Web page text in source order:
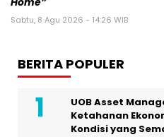
Home”
Sabtu, 8 Agu 2026 - 14:26 WIB
BERITA POPULER
UOB Asset
Ketahanan
Kondisi yang